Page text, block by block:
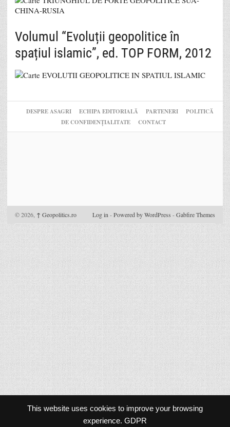
This website uses cookies to improve your browsing
experience. GDPR
Volumul “Evoluții geopolitice în
spațiul islamic”, ed. TOP FORM, 2012
DESPRE ASAGRI ECHIPA EDITORIALĂ PARTENERI
POLITICĂ
DE CONFIDENȚIALITATE
CONTACT
© 2026, ↑ Geopolitics.ro Log in -Powered by WordPress -Gabfire Themes